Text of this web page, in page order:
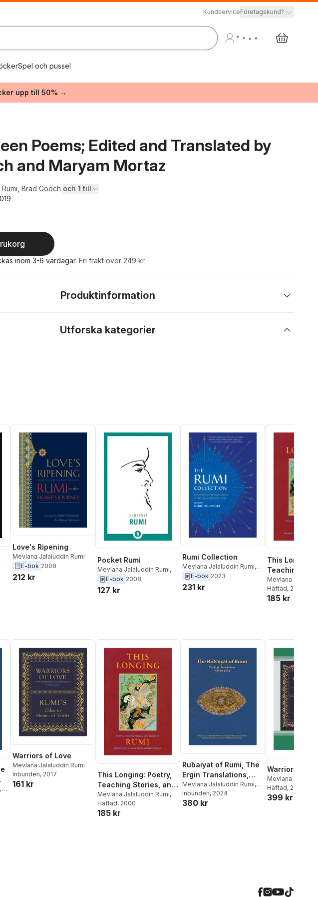
KundserviceFöretagskund?
Spel och pussel
upp till 50% →
Poems; Edited and Translated by
and Maryam Mortaz
Brad Gooch och 1 till
inom 3-6 vardagar. Fri frakt över 249 kr.
Produktinformation
Utforska kategorier
Love's Ripening
Mevlana Jalaluddin Rumi
E-bok 2008
212 kr
Pocket Rumi
Mevlana Jalaluddin Rumi,
Kabir Helminski
E-bok 2008
127 kr
Rumi Collection
Mevlana Jalaluddin Rumi,
Kabir Helminski
E-bok 2023
231 kr
This Longing:
Teaching
Letters of
Mevlana
Coleman Barks
Häftad, 2000
185 kr
,
Warriors of Love
Mevlana Jalaluddin Rumi
Inbunden, 2017
161 kr
This Longing: Poetry,
Teaching Stories, and
Letters of Rumi
Mevlana Jalaluddin Rumi,
Coleman Barks
Häftad, 2000
185 kr
Rubaiyat of Rumi, The
Ergin Translations,
Volume 4
Mevlana Jalaluddin Rumi,
Millicent Alexander
Inbunden, 2024
380 kr
Warriors of
Mevlana
James Cowan
Häftad, 2017
399 kr